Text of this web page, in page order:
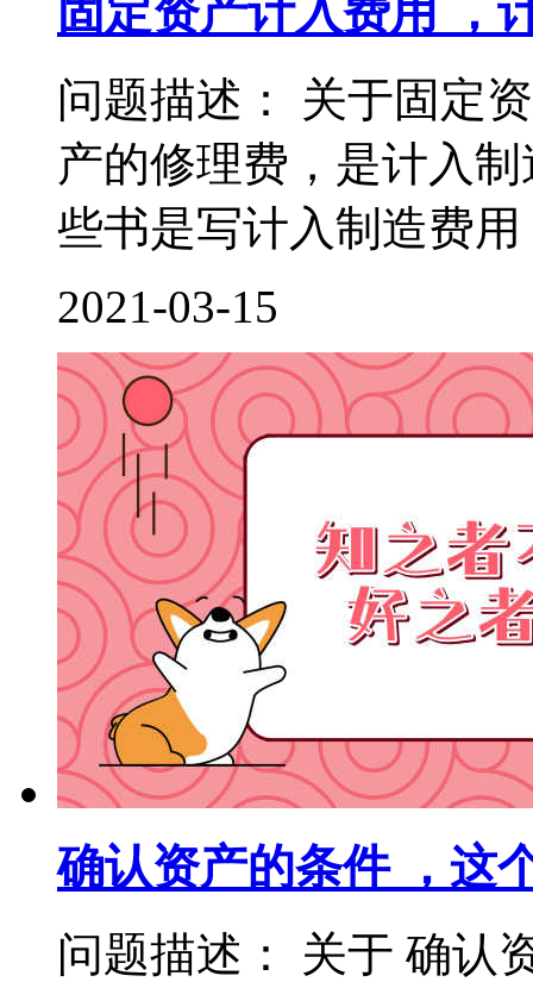
固定资产计入费用 ，
问题描述： 关于固定
产的修理费，是计入
些书是写计入制造费
2021-03-15
确认资产的条件 ，这
问题描述： 关于 确认